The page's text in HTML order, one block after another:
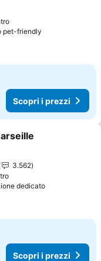
pet-friendly
Scopri i prezzi
ai preferiti
3.562
dedicatoScopri i
Scopri i prezzi